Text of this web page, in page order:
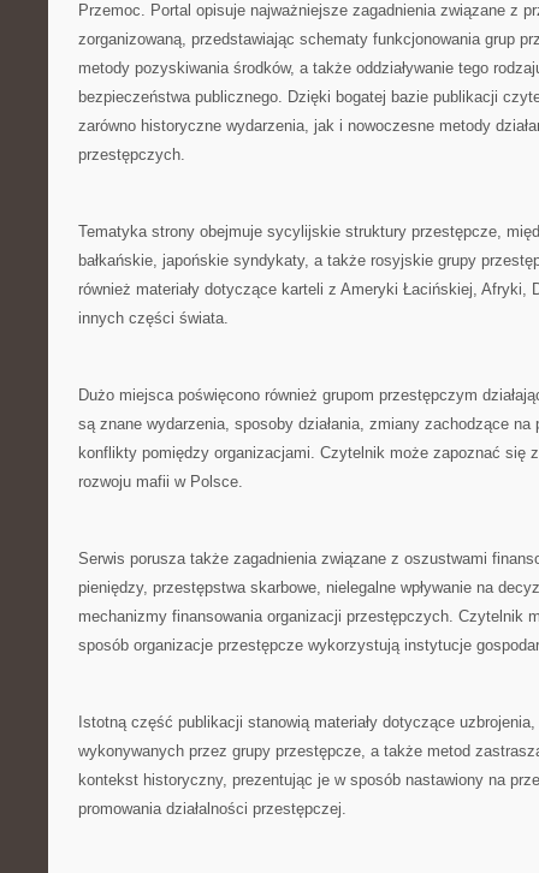
Przemoc. Portal opisuje najważniejsze zagadnienia związane z
zorganizowaną, przedstawiając schematy funkcjonowania grup
metody pozyskiwania środków, a także oddziaływanie tego
bezpieczeństwa publicznego. Dzięki bogatej bazie publikacji
zarówno historyczne wydarzenia, jak i nowoczesne metody
przestępczych.
Tematyka strony obejmuje sycylijskie struktury przestępcze,
bałkańskie, japońskie syndykaty, a także rosyjskie grupy
również materiały dotyczące karteli z Ameryki Łacińskiej, Afryki,
innych części świata.
Dużo miejsca poświęcono również grupom przestępczym
są znane wydarzenia, sposoby działania, zmiany zachodzące
konflikty pomiędzy organizacjami. Czytelnik może zapoznać się
rozwoju mafii w Polsce.
Serwis porusza także zagadnienia związane z oszustwami
pieniędzy, przestępstwa skarbowe, nielegalne wpływanie na
mechanizmy finansowania organizacji przestępczych. Czytelnik
sposób organizacje przestępcze wykorzystują instytucje
Istotną część publikacji stanowią materiały dotyczące
wykonywanych przez grupy przestępcze, a także metod
kontekst historyczny, prezentując je w sposób nastawiony na
promowania działalności przestępczej.